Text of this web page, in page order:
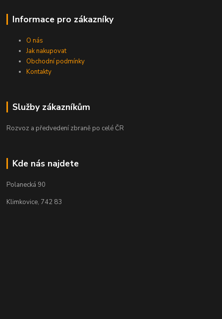
Informace pro zákazníky
O nás
Jak nakupovat
Obchodní podmínky
Kontakty
Služby zákazníkům
Rozvoz a předvedení zbraně po celé ČR
Kde nás najdete
Polanecká 90
Klimkovice, 742 83